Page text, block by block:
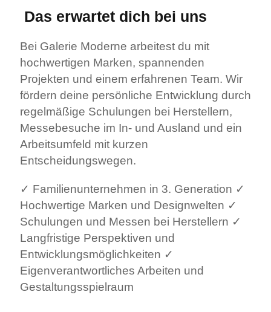
Das erwartet dich bei uns
Bei Galerie Moderne arbeitest du mit
hochwertigen Marken, spannenden
Projekten und einem erfahrenen Team. Wir
fördern deine persönliche Entwicklung durch
regelmäßige Schulungen bei Herstellern,
Messebesuche im In- und Ausland und ein
Arbeitsumfeld mit kurzen
Entscheidungswegen.
✓ Familienunternehmen in 3. Generation ✓
Hochwertige Marken und Designwelten ✓
Schulungen und Messen bei Herstellern ✓
Langfristige Perspektiven und
Entwicklungsmöglichkeiten ✓
Eigenverantwortliches Arbeiten und
Gestaltungsspielraum